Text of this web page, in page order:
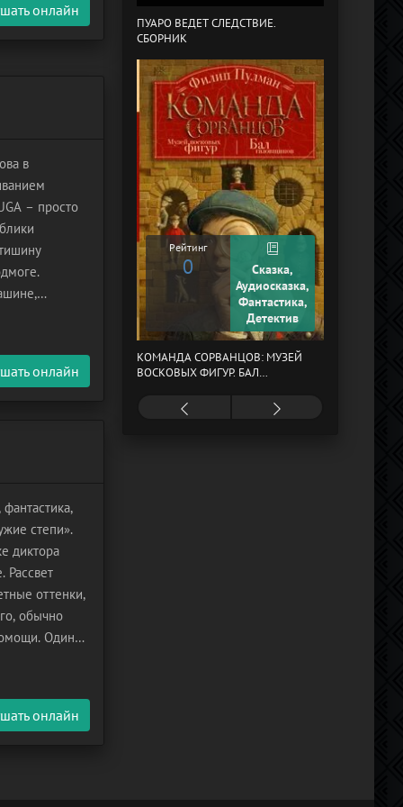
онлайн
в
– просто
онлайн
степи».
диктора
Рассвет
оттенки,
обычно
Один
онлайн
ПУАРО ВЕДЕТ СЛЕДСТВИЕ.
СБОРНИК
Рейтинг
0
Сказка,
Аудиосказка,
Фантастика,
Детектив
КОМАНДА СОРВАНЦОВ: МУЗЕЙ
ВОСКОВЫХ ФИГУР. БАЛ